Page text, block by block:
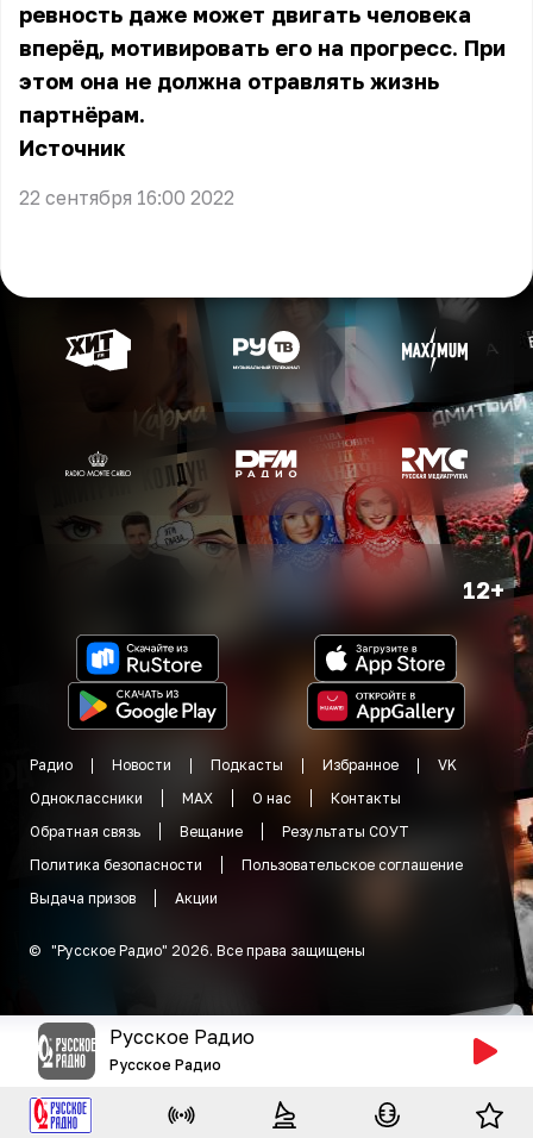
ревность даже может двигать человека
вперёд, мотивировать его на прогресс. При
этом она не должна отравлять жизнь
партнёрам.
Источник
22 сентября 16:00 2022
12+
Радио Новости Подкасты Избранное
VK
Одноклассники
MAX О нас
Контакты
Обратная связь
Вещание
Результаты СОУТ
Политика безопасности
Пользовательское соглашение
Выдача призов
Акции
© "Русское Радио" 2026. Все права защищены
Русское Радио
Русское Радио